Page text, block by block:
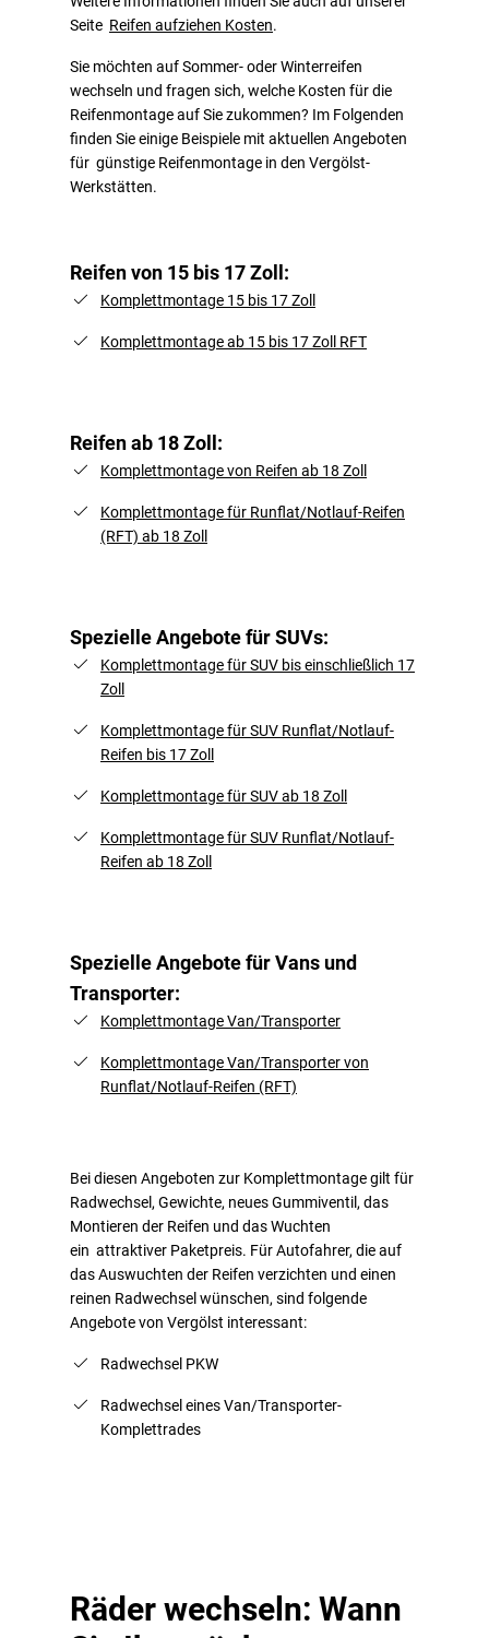
Seite Reifen aufziehen Kosten.
Sie möchten auf Sommer- oder Winterreifen
wechseln und fragen sich, welche Kosten für die
Reifenmontage auf Sie zukommen? Im Folgenden
finden Sie einige Beispiele mit aktuellen Angeboten
für günstige Reifenmontage in den Vergölst-
Werkstätten.
Reifen von 15 bis 17 Zoll:
Komplettmontage 15 bis 17 Zoll
Komplettmontage ab 15 bis 17 Zoll RFT
Reifen ab 18 Zoll:
Komplettmontage von Reifen ab 18 Zoll
Komplettmontage für Runflat/Notlauf-Reifen
(RFT) ab 18 Zoll
Spezielle Angebote für SUVs:
Komplettmontage für SUV bis einschließlich 17
Zoll
Komplettmontage für SUV Runflat/Notlauf-
Reifen bis 17 Zoll
Komplettmontage für SUV ab 18 Zoll
Komplettmontage für SUV Runflat/Notlauf-
Reifen ab 18 Zoll
Spezielle Angebote für Vans und
Transporter:
Komplettmontage Van/Transporter
Komplettmontage Van/Transporter von
Runflat/Notlauf-Reifen (RFT)
Bei diesen Angeboten zur Komplettmontage gilt für
Radwechsel, Gewichte, neues Gummiventil, das
Montieren der Reifen und das Wuchten
ein attraktiver Paketpreis. Für Autofahrer, die auf
das Auswuchten der Reifen verzichten und einen
reinen Radwechsel wünschen, sind folgende
Angebote von Vergölst interessant:
Radwechsel PKW
Radwechsel eines Van/Transporter-
Komplettrades
Räder wechseln: Wann